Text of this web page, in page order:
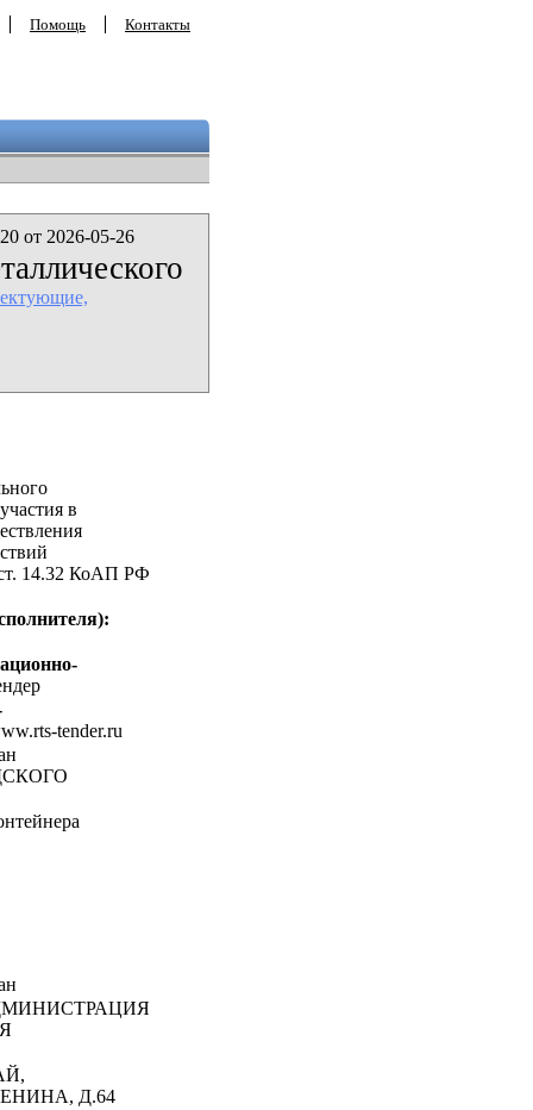
Помощь Контакты
от 2026-05-26
в
ст. 14.32 КоАП РФ
tender.ru
Д.64